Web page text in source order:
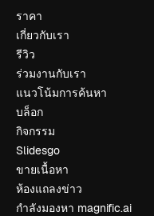
ราคา
เกี่ยวกับเรา
รีวิว
ร่วมงานกับเรา
แนวโน้มการค้นหา
บล็อก
กิจกรรม
Slidesgo
ขายเนื้อหา
ห้องแถลงข่าว
กำลังมองหา magnific.ai